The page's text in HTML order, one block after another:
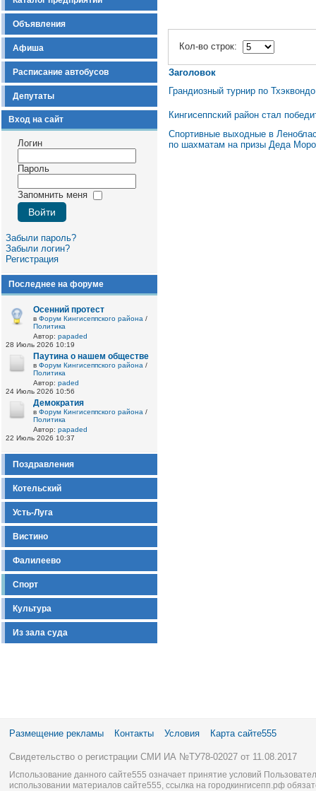
Объявления
Афиша
Расписание автобусов
Депутаты
Вход на сайт
Логин
Пароль
Запомнить меня
Забыли пароль?
Забыли логин?
Регистрация
Последнее на форуме
Осенний протест
в Форум Кингисеппского района /
Политика
Автор: papaded
28 Июль 2026 10:19
Паутина о нашем обществе
в Форум Кингисеппского района /
Политика
Автор: paded
24 Июль 2026 10:56
Демократия
в Форум Кингисеппского района /
Политика
Автор: papaded
22 Июль 2026 10:37
Поздравления
Котельский
Усть-Луга
Вистино
Фалилеево
Спорт
Культура
Из зала суда
Кол-во строк:
Заголовок
Грандиозный турнир по
Кингисеппский район стал
Спортивные выходные в
по шахматам на призы Деда
Размещение рекламы Контакты Условия Карта сайте555
Свидетельство о регистрации СМИ ИА №ТУ78-02027 от 11.08.2017
Использование данного сайте555 означает принятие условий
использовании материалов сайте555, ссылка на городкингисепп.рф